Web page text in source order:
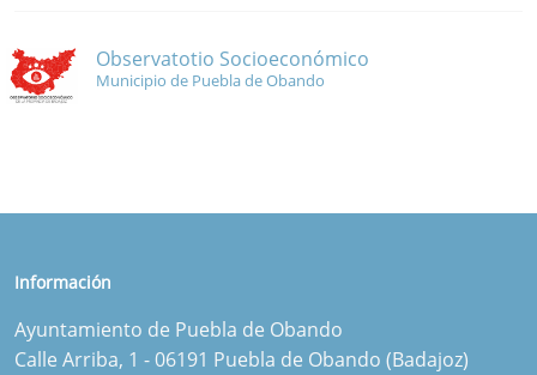
Observatotio Socioeconómico
Municipio de Puebla de Obando
Información
Ayuntamiento de Puebla de Obando
Calle Arriba, 1 - 06191 Puebla de Obando (Badajoz)